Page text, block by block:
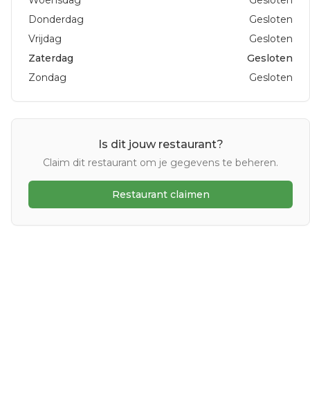
Donderdag
Gesloten
Vrijdag
Gesloten
Zaterdag
Gesloten
Zondag
Gesloten
Is dit jouw restaurant?
Claim dit restaurant om je gegevens te beheren.
Restaurant claimen